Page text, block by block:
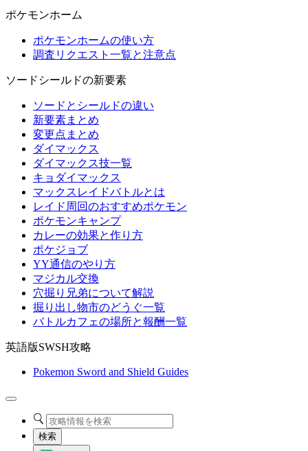
ポケモンホーム
ポケモンホームの使い方
調査リクエスト一覧と注意点
ソードシールドの新要素
ソードとシールドの違い
新要素まとめ
変更点まとめ
ダイマックス
ダイマックス技一覧
キョダイマックス
マックスレイドバトルとは
レイド周回のおすすめポケモン
ポケモンキャンプ
カレーの効果と作り方
ポケジョブ
YY通信のやり方
マジカル交換
穴掘り兄弟について解説
掘り出し物市のどうぐ一覧
バトルカフェの場所と報酬一覧
英語版SWSH攻略
Pokemon Sword and Shield Guides
検索